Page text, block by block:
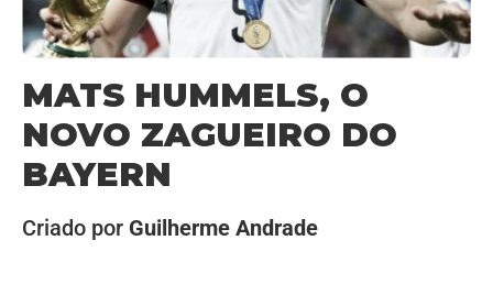
MATS HUMMELS, O
NOVO ZAGUEIRO DO
BAYERN
Criado por Guilherme Andrade